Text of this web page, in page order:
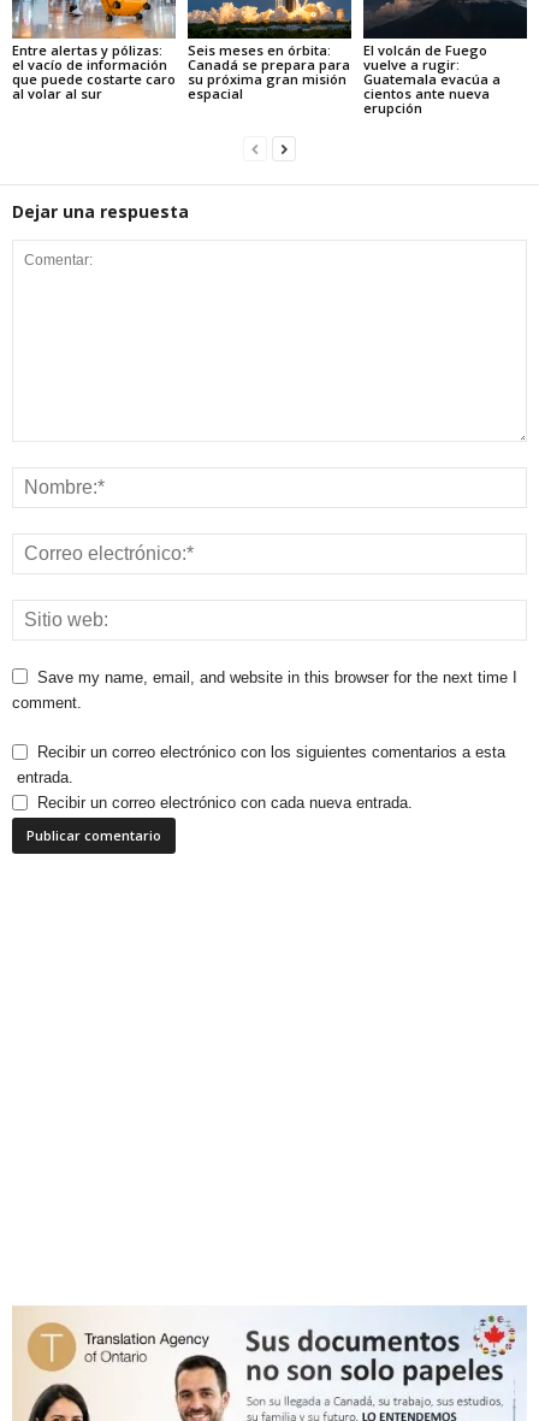
Entre alertas y pólizas:
el vacío de información
que puede costarte caro
al volar al sur
Seis meses en órbita:
Canadá se prepara para
su próxima gran misión
espacial
El volcán de Fuego
vuelve a rugir:
Guatemala evacúa a
cientos ante nueva
erupción
Dejar una respuesta
Save my name, email, and website in this browser for the next time I
comment.
Recibir un correo electrónico con los siguientes comentarios a esta
entrada.
Recibir un correo electrónico con cada nueva entrada.